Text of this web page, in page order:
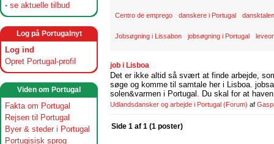
- se aktuelle tilbud
Log på Portugalnyt
Log ind
Opret Portugal-profil
Viden om Portugal
Fakta om Portugal
Rejsen til Portugal
Byer & steder i Portugal
Portugisisk sprog
Centro de emprego danskere i Portugal
Jobsøgning i Lissabon jobsøgning i Portugal
job i Lisboa
Det er ikke altid så svært at finde arbejde,
søge og komme til samtale her i Lisboa.
solen&varmen i Portugal. Du skal for at
Udlandsdansker og arbejde i Portugal (Forum) af
Side 1 af 1 (1 poster)